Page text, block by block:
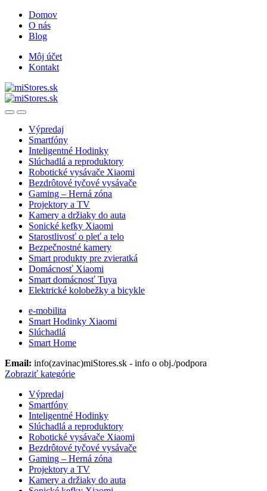
Skip
navigation
Skip
content
Domov
O nás
Blog
Môj účet
Kontakt
OpenClose
Výpredaj
Smartfóny
Inteligentné Hodinky
Slúchadlá a reproduktory
Robotické vysávače Xiaomi
Bezdrôtové tyčové vysávače
Gaming – Herná zóna
Projektory a TV
Kamery a držiaky do auta
Sonické kefky Xiaomi
Starostlivosť o pleť a telo
Bezpečnostné kamery
Smart produkty pre zvieratká
Domácnosť Xiaomi
Smart domácnosť Tuya
Elektrické kolobežky a bicykle
e-mobilita
Smart Hodinky Xiaomi
Slúchadlá
Smart Home
Email: info(zavinac)miStores.sk - info o obj./podpora
Zobraziť kategórie
Výpredaj
Smartfóny
Inteligentné Hodinky
Slúchadlá a reproduktory
Robotické vysávače Xiaomi
Bezdrôtové tyčové vysávače
Gaming – Herná zóna
Projektory a TV
Kamery a držiaky do auta